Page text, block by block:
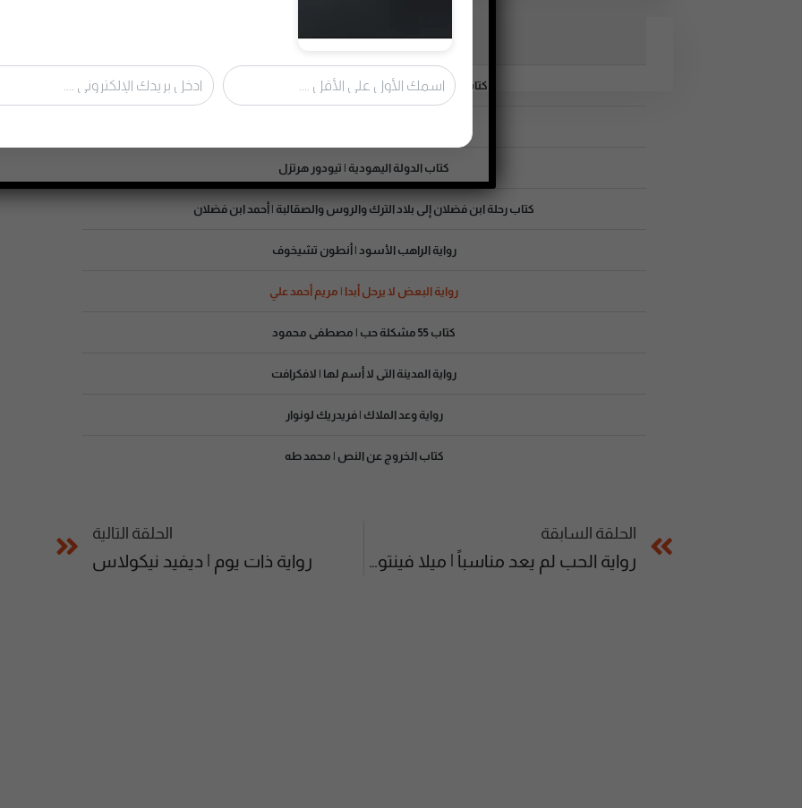
كتاب سبيل تولستوي إلى ذاته الباطنة | ليو تولستوي
كتاب الدولة اليهودية | تيودور هرتزل
كتاب رحلة ابن فضلان إلى بلاد الترك والروس والصقالبة | أحمد ابن فضلان
رواية الراهب الأسود | أنطون تشيخوف
رواية البعض لا يرحل أبدا | مريم أحمد علي
كتاب 55 مشكلة حب | مصطفى محمود
رواية المدينة التى لا أسم لها | لافكرافت
رواية وعد الملاك | فريدريك لونوار
كتاب الخروج عن النص | محمد طه
الحلقة السابقة
رواية الحب لم يعد مناسباً | ميلا فينتوريني
الحلقة التالية
رواية ذات يوم | ديفيد نيكولاس